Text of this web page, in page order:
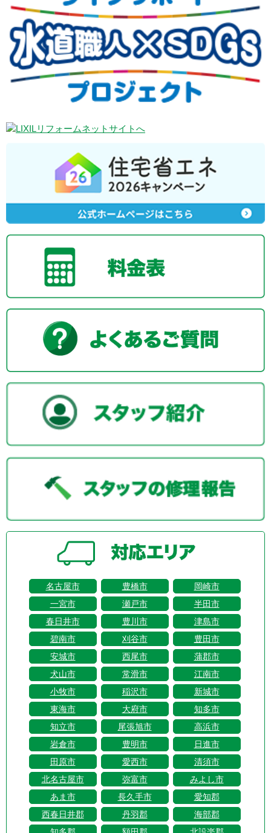
名古屋市 豊橋市
岡崎市
一宮市
瀬戸市
半田市
春日井市
豊川市
津島市
碧南市
刈谷市
豊田市
安城市
西尾市
蒲郡市
犬山市
常滑市
江南市
小牧市
稲沢市
新城市
東海市
大府市
知多市
知立市
尾張旭市
高浜市
岩倉市
豊明市
日進市
田原市
愛西市
清須市
北名古屋市
弥富市
みよし市
あま市
長久手市
愛知郡
西春日井郡
丹羽郡
海部郡